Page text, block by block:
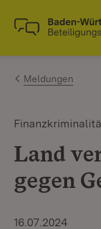
Zum Inhalt
Link zur
Meldungen
Land
gegen
16.07.2024